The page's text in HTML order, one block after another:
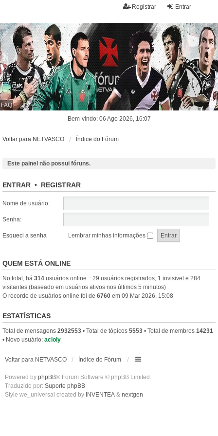
Entrar
Registrar
FAQ
Bem-vindo: 06 Ago 2026, 16:07
Voltar para NETVASCO Índice do Fórum
Este painel não possui fóruns.
ENTRAR • REGISTRAR
Nome de usuário:
Senha:
Esqueci a senha Lembrar minhas informações
QUEM ESTÁ ONLINE
No total, há 314 usuários online :: 29 usuários registrados, 1 invisivel e 284
visitantes (baseado em usuários ativos nos últimos 5 minutos)
O recorde de usuários online foi de 6760 em 09 Mar 2026, 15:08
ESTATÍSTICAS
Total de mensagens 2932553 • Total de tópicos 5553 • Total de membros 14231
• Novo usuário: acioly
Voltar para NETVASCO Índice do Fórum
Powered by phpBB® Forum Software © phpBB Limited
Traduzido por: Suporte phpBB
Style we_universal created by INVENTEA & nextgen